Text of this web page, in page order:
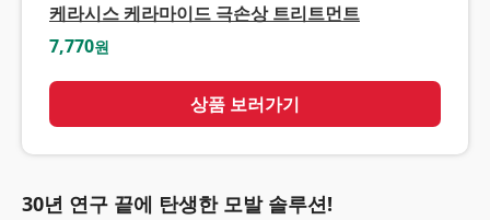
케라시스 케라마이드 극손상 트리트먼트
7,770원
상품 보러가기
30년 연구 끝에 탄생한 모발 솔루션!